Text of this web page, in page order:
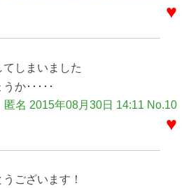
♥
しまいました
か･････
匿名 2015年08月30日 14:11 No.10
♥
ございます！